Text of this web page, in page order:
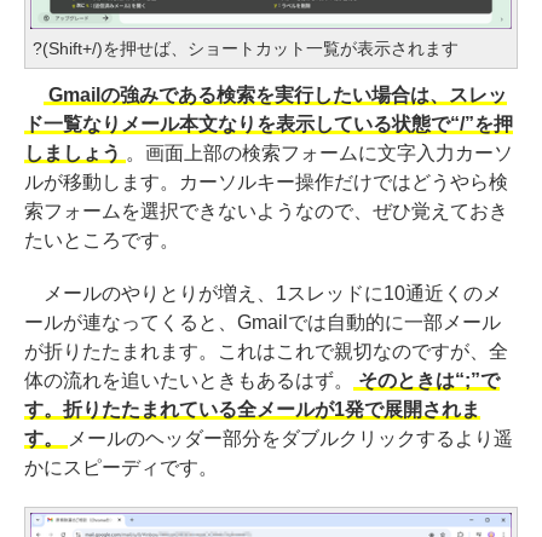
?(Shift+/)を押せば、ショートカット一覧が表示されます
Gmailの強みである検索を実行したい場合は、スレッ
ド一覧なりメール本文なりを表示している状態で“/”を押
しましょう 。画面上部の検索フォームに文字入力カーソ
ルが移動します。カーソルキー操作だけではどうやら検
索フォームを選択できないようなので、ぜひ覚えておき
たいところです。
メールのやりとりが増え、1スレッドに10通近くのメ
ールが連なってくると、Gmailでは自動的に一部メール
が折りたたまれます。これはこれで親切なのですが、全
体の流れを追いたいときもあるはず。
そのときは“;”で
す。折りたたまれている全メールが1発で展開されま
す。
メールのヘッダー部分をダブルクリックするより遥
かにスピーディです。